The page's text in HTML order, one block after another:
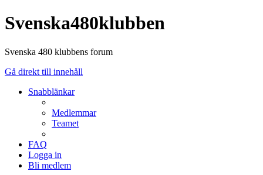
Svenska480klubben
Svenska 480 klubbens forum
Gå direkt till innehåll
Snabblänkar
Medlemmar
Teamet
FAQ
Logga in
Bli medlem